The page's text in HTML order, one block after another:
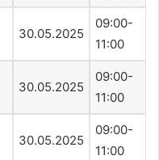
30.05.2025
09:00-
11:00
30.05.2025
09:00-
11:00
30.05.2025
09:00-
11:00